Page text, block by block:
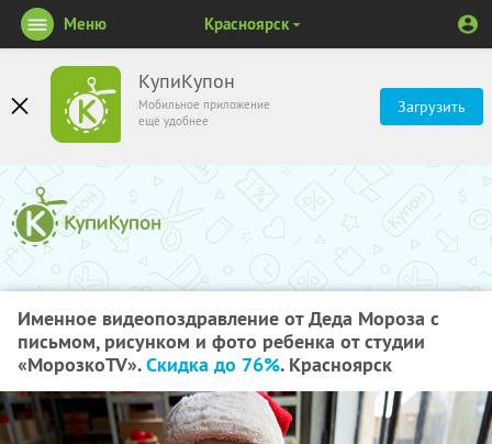
КупиКупон
Мобильное приложение
ещё удобнее
Загрузить
Меню Красноярск
Именное видеопоздравление от Деда Мороза с
письмом, рисунком и фото ребенка от студии
«МорозкоTV».Скидка до 76%. Красноярск